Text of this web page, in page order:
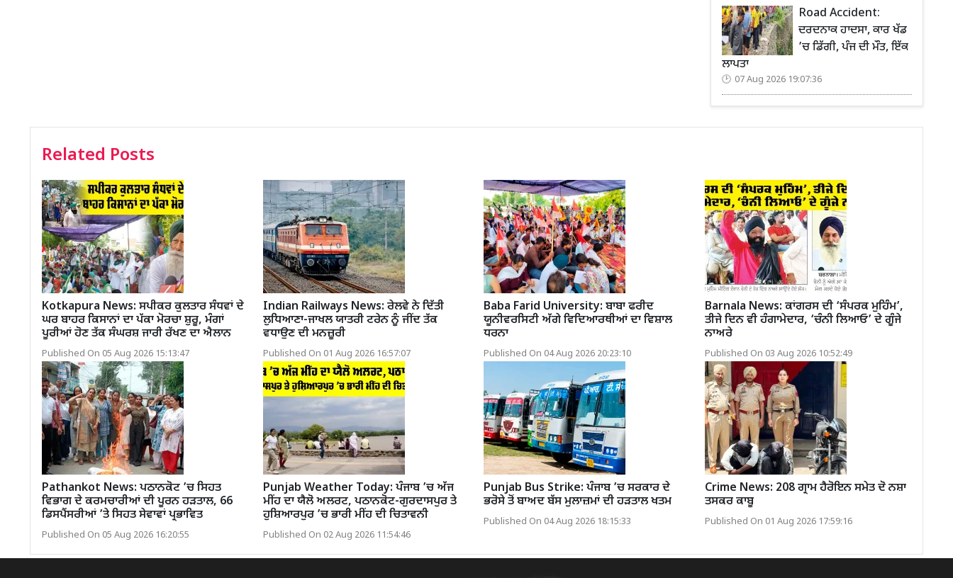
Road Accident:
ਦਰਦਨਾਕ ਹਾਦਸਾ, ਕਾਰ ਖੱਡ
’ਚ ਡਿੱਗੀ, ਪੰਜ ਦੀ ਮੌਤ, ਇੱਕ
ਲਾਪਤਾ
07 Aug 2026 19:07:36
Related Posts
Kotkapura News: ਸਪੀਕਰ ਕੁਲਤਾਰ ਸੰਧਵਾਂ ਦੇ
ਘਰ ਬਾਹਰ ਕਿਸਾਨਾਂ ਦਾ ਪੱਕਾ ਮੋਰਚਾ ਸ਼ੁਰੂ, ਮੰਗਾਂ
ਪੂਰੀਆਂ ਹੋਣ ਤੱਕ ਸੰਘਰਸ਼ ਜਾਰੀ ਰੱਖਣ ਦਾ ਐਲਾਨ
Published On 05 Aug 2026 15:13:47
Indian Railways News: ਰੇਲਵੇ ਨੇ ਦਿੱਤੀ
ਲੁਧਿਆਣਾ-ਜਾਖਲ ਯਾਤਰੀ ਟਰੇਨ ਨੂੰ ਜੀਂਦ ਤੱਕ
ਵਧਾਉਣ ਦੀ ਮਨਜ਼ੂਰੀ
Published On 01 Aug 2026 16:57:07
Baba Farid University: ਬਾਬਾ ਫਰੀਦ
ਯੂਨੀਵਰਸਿਟੀ ਅੱਗੇ ਵਿਦਿਆਰਥੀਆਂ ਦਾ ਵਿਸ਼ਾਲ
ਧਰਨਾ
Published On 04 Aug 2026 20:23:10
Barnala News: ਕਾਂਗਰਸ ਦੀ ‘ਸੰਪਰਕ ਮੁਹਿੰਮ’,
ਤੀਜੇ ਦਿਨ ਵੀ ਹੰਗਾਮੇਦਾਰ, ‘ਚੰਨੀ ਲਿਆਓ’ ਦੇ ਗੂੰਜੇ
ਨਾਅਰੇ
Published On 03 Aug 2026 10:52:49
Pathankot News: ਪਠਾਨਕੋਟ ’ਚ ਸਿਹਤ
ਵਿਭਾਗ ਦੇ ਕਰਮਚਾਰੀਆਂ ਦੀ ਪੂਰਨ ਹੜਤਾਲ, 66
ਡਿਸਪੈਂਸਰੀਆਂ ’ਤੇ ਸਿਹਤ ਸੇਵਾਵਾਂ ਪ੍ਰਭਾਵਿਤ
Published On 05 Aug 2026 16:20:55
Punjab Weather Today: ਪੰਜਾਬ ’ਚ ਅੱਜ
ਮੀਂਹ ਦਾ ਯੈਲੋ ਅਲਰਟ, ਪਠਾਨਕੋਟ-ਗੁਰਦਾਸਪੁਰ ਤੇ
ਹੁਸ਼ਿਆਰਪੁਰ ’ਚ ਭਾਰੀ ਮੀਂਹ ਦੀ ਚਿਤਾਵਨੀ
Published On 02 Aug 2026 11:54:46
Punjab Bus Strike: ਪੰਜਾਬ ’ਚ ਸਰਕਾਰ ਦੇ
ਭਰੋਸੇ ਤੋਂ ਬਾਅਦ ਬੱਸ ਮੁਲਾਜ਼ਮਾਂ ਦੀ ਹੜਤਾਲ ਖਤਮ
Published On 04 Aug 2026 18:15:33
Crime News: 208 ਗ੍ਰਾਮ ਹੈਰੋਇਨ ਸਮੇਤ ਦੋ ਨਸ਼ਾ
ਤਸਕਰ ਕਾਬੂ
Published On 01 Aug 2026 17:59:16